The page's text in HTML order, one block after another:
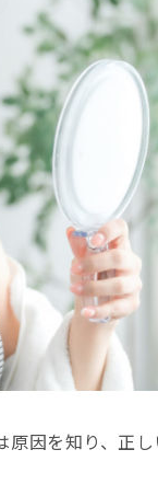
因を知り、正